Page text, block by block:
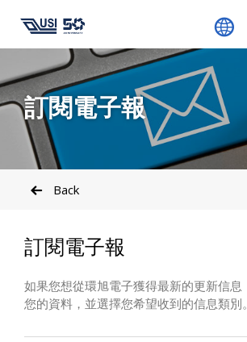
訂閱電子報
Back
訂閱電子報
如果您想從環旭電子獲得最新的更新信息
您的資料，並選擇您希望收到的信息類別。